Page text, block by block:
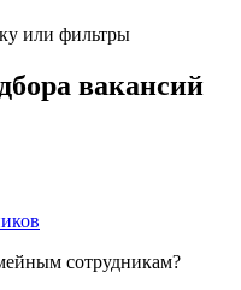
или фильтры
вакансий
сотрудникам?